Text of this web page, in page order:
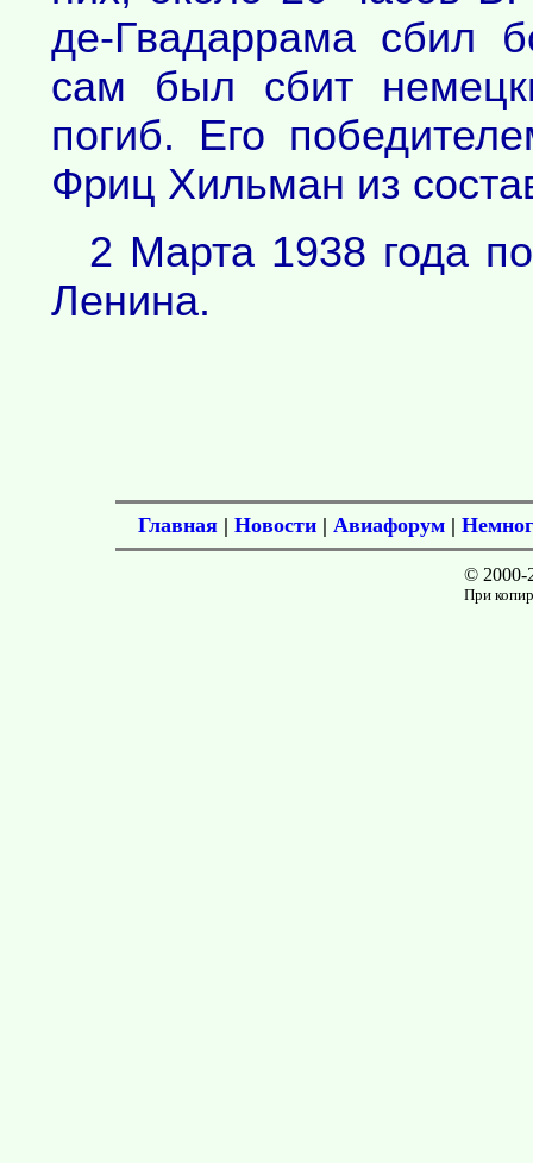
де-Гвадаррама сбил
сам был сбит
погиб. Его
Фриц Хильман из
2 Марта 1938 года
Ленина.
Главная | Новости | Авиафорум |
© 2000-
При